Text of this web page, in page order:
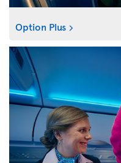
Option Plus